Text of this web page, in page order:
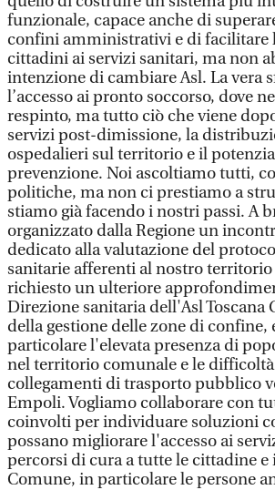
funzionale, capace anche di
confini amministrativi e di facilitare
cittadini ai servizi sanitari, ma non
intenzione di cambiare Asl. La vera
l’accesso ai pronto soccorso, dove
respinto, ma tutto ciò che viene
servizi post-dimissione, la
ospedalieri sul territorio e il
prevenzione. Noi ascoltiamo tutti,
politiche, ma non ci prestiamo a
stiamo già facendo i nostri passi. A
organizzato dalla Regione un
dedicato alla valutazione del
sanitarie afferenti al nostro
richiesto un ulteriore
Direzione sanitaria dell'Asl Toscana
della gestione delle zone di
particolare l'elevata presenza di
nel territorio comunale e le difficoltà
collegamenti di trasporto pubblico
Empoli. Vogliamo collaborare con
coinvolti per individuare soluzioni
possano migliorare l'accesso ai
percorsi di cura a tutte le cittadine
Comune, in particolare le persone